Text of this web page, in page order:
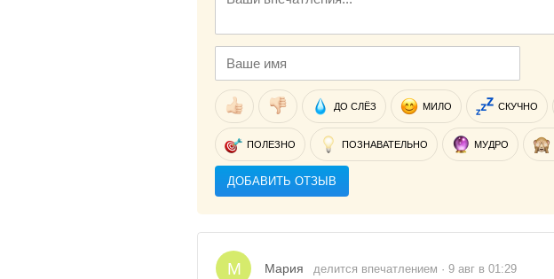
ДО СЛЁЗ МИЛО СКУЧНО
ПОЛЕЗНО ПОЗНАВАТЕЛЬНО МУДРО
ДОБАВИТЬ ОТЗЫВ
М Мария делится впечатлением · 9 авг в 01:29